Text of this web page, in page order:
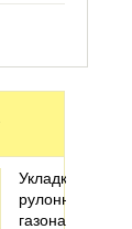
Укладка
рулонного
газона